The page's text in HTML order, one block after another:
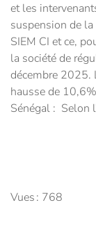
et les
suspension de
SIEM CI et ce,
la société de
décembre 2025.
hausse de
Sénégal : Selon
Vues : 768